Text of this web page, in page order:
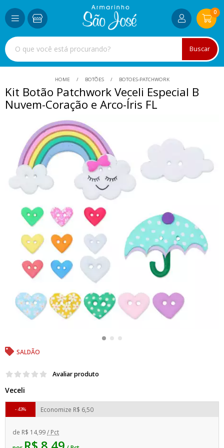
Buscar
0
HOME BOTÕES BOTOES-PATCHWORK
Kit Botão Patchwork Veceli Especial B
Nuvem-Coração e Arco-Íris FL
SALDÃO
Avaliar produto
Veceli
de R$ 14,99/ Pct
Economize R$ 6,50
43%